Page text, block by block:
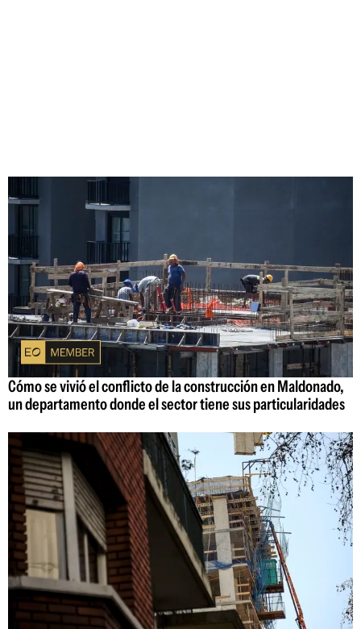
Cómo se vivió el conflicto de la construcción en Maldonado,
un departamento donde el sector tiene sus particularidades